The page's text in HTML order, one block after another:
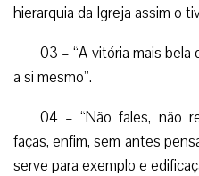
hierarquia da Igreja assim o
03 – “A vitória mais
a si mesmo”.
04 – “Não fales, não
faças, enfim, sem antes
serve para exemplo e